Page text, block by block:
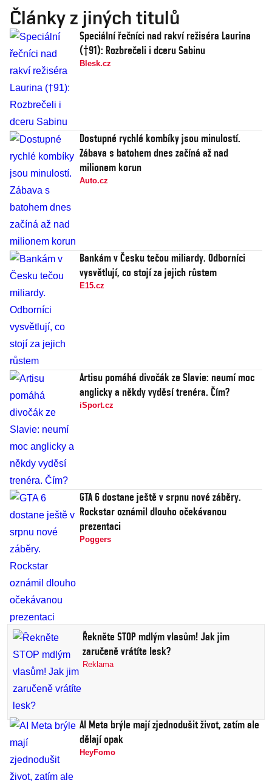
Články z jiných titulů
Speciální řečníci nad rakví režiséra Laurina
(†91): Rozbrečeli i dceru Sabinu
Blesk.cz
Dostupné rychlé kombíky jsou minulostí.
Zábava s batohem dnes začíná až nad
milionem korun
Auto.cz
Bankám v Česku tečou miliardy. Odborníci
vysvětlují, co stojí za jejich růstem
E15.cz
Artisu pomáhá divočák ze Slavie: neumí moc
anglicky a někdy vyděsí trenéra. Čím?
iSport.cz
GTA 6 dostane ještě v srpnu nové záběry.
Rockstar oznámil dlouho očekávanou
prezentaci
Poggers
Řekněte STOP mdlým vlasům! Jak jim
zaručeně vrátíte lesk?
Reklama
AI Meta brýle mají zjednodušit život, zatím ale
dělají opak
HeyFomo